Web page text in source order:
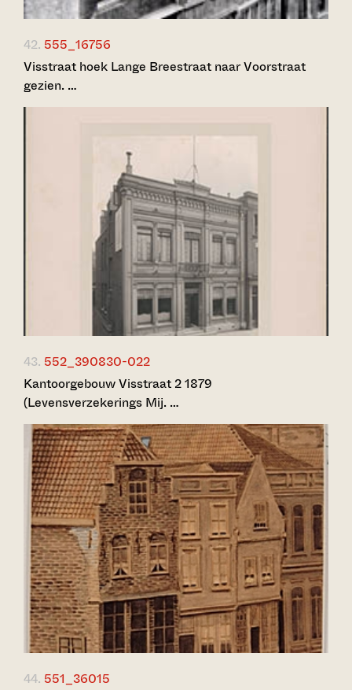
42. 555_16756
Visstraat hoek Lange Breestraat naar Voorstraat
gezien. …
43. 552_390830-022
Kantoorgebouw Visstraat 2 1879
(Levensverzekerings Mij. …
44. 551_36015